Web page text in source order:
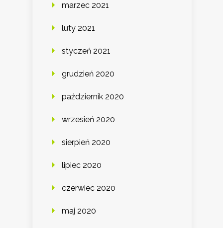
marzec 2021
luty 2021
styczeń 2021
grudzień 2020
październik 2020
wrzesień 2020
sierpień 2020
lipiec 2020
czerwiec 2020
maj 2020